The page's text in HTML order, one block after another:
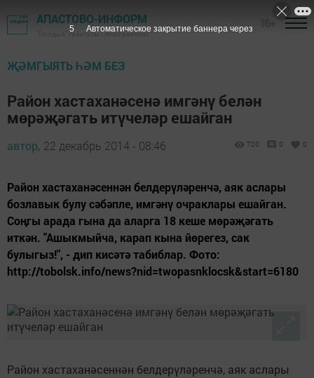
АПАСТОВО-ИНФОРМ
"Йолдыз" газетасы - Апас районы
ҖӘМГЫЯТЬ ҺӘМ БЕЗ
Район хастаханәсенә имгәнү белән
мөрәҗәгать итүчеләр ешайган
автор, 22 декабрь 2014 - 08:46 720 0 0
Район хастаханәсеннән белдерүләренчә, аяк аслары
бозлавык булу сәбәпле, имгәнү очраклары ешайган.
Соңгы арада гына да аларга 18 кеше мөрәҗәгать
иткән. "Ашыкмыйча, карап кына йөрегез, сак
булыгыз!", - дип кисәтә табиблар. Фото:
http://tobolsk.info/news?nid=twopasnklocsk&start=6180
Район хастаханәсеннән белдерүләренчә, аяк аслары
5 Автоматическое закрытие баннера через